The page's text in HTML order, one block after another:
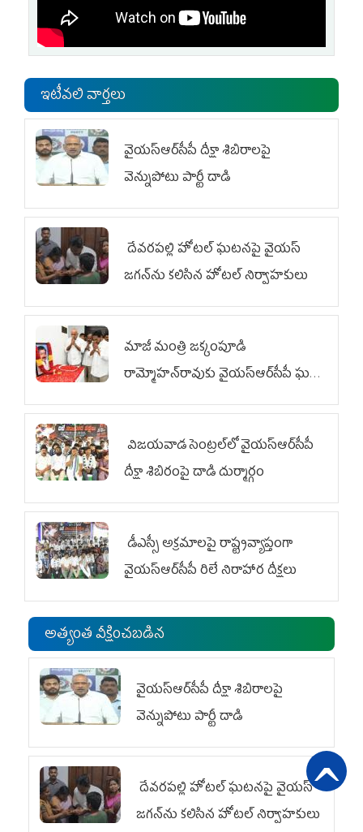
ఇటీవలి వార్తలు
వైయ‌స్ఆర్‌సీపీ దీక్షా శిబిరాలపై
వెన్నుపోటు పార్టీ దాడి
దేవరపల్లి హోటల్ ఘటనపై వైయ‌స్
జగన్‌ను కలిసిన హోటల్ నిర్వాహకులు
మాజీ మంత్రి జక్కంపూడి
రామ్మోహన్‌రావుకు వైయ‌స్ఆర్‌సీపీ ఘన
నివాళి
విజయవాడ సెంట్రల్‌లో వైయ‌స్ఆర్‌సీపీ
దీక్షా శిబిరంపై దాడి దుర్మార్గం
డీఎస్సీ అక్రమాలపై రాష్ట్రవ్యాప్తంగా
వైయ‌స్ఆర్‌సీపీ రిలే నిరాహార దీక్షలు
అత్యంత వీక్షించబడిన
వైయ‌స్ఆర్‌సీపీ దీక్షా శిబిరాలపై
వెన్నుపోటు పార్టీ దాడి
దేవరపల్లి హోటల్ ఘటనపై వైయ‌స్
జగన్‌ను కలిసిన హోటల్ నిర్వాహకులు